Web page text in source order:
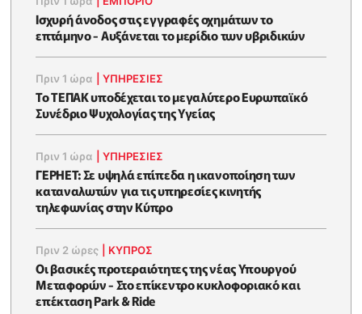
Ισχυρή άνοδος στις εγγραφές οχημάτων το
επτάμηνο - Αυξάνεται το μερίδιο των υβριδικών
Πριν 1 ώρα |ΥΠΗΡΕΣΙΕΣ
Το ΤΕΠΑΚ υποδέχεται το μεγαλύτερο Ευρωπαϊκό
Συνέδριο Ψυχολογίας της Υγείας
Πριν 1 ώρα |ΥΠΗΡΕΣΙΕΣ
ΓΕΡΗΕΤ: Σε υψηλά επίπεδα η ικανοποίηση των
καταναλωτών για τις υπηρεσίες κινητής
τηλεφωνίας στην Κύπρο
Πριν 2 ώρες ΚΥΠΡΟΣ
Οι βασικές προτεραιότητες της νέας Υπουργού
Μεταφορών - Στο επίκεντρο κυκλοφοριακό και
επέκταση Park & Ride